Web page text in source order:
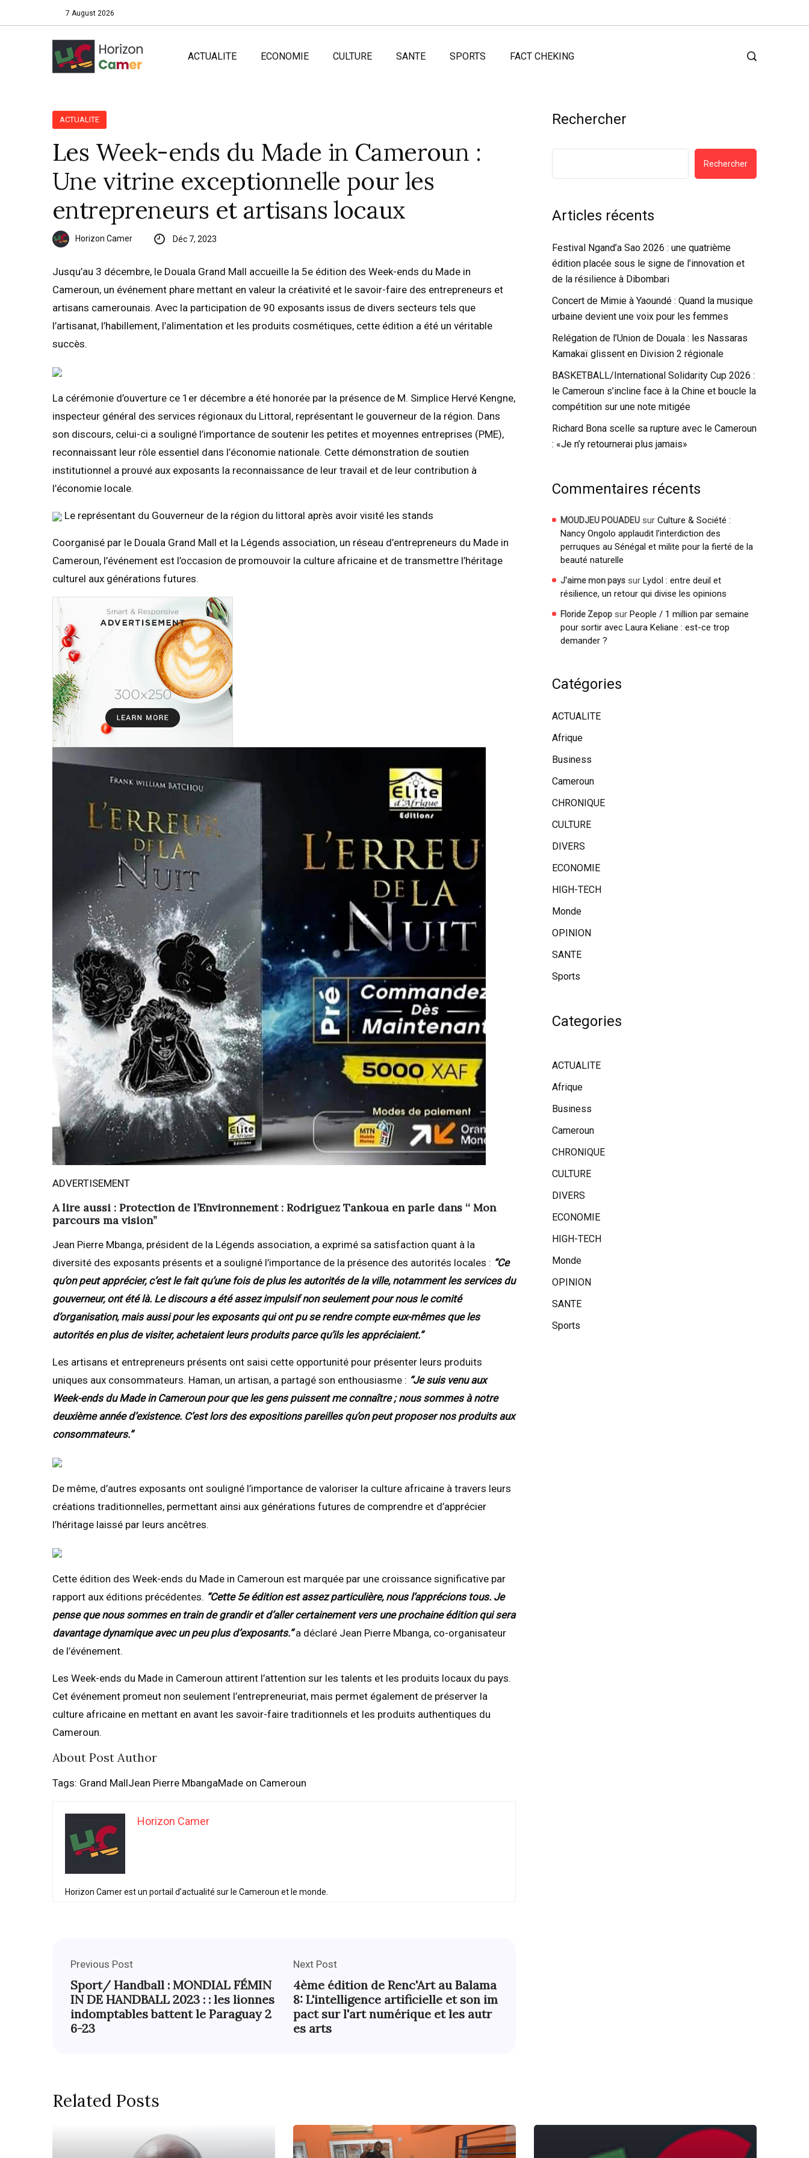
7 August 2026
ACTUALITE ECONOMIE CULTURE SANTE SPORTS FACT CHEKING
ACTUALITE
Les Week-ends du Made in Cameroun :
Une vitrine exceptionnelle pour les
entrepreneurs et artisans locaux
Horizon Camer Déc 7, 2023
Jusqu’au 3 décembre, le Douala Grand Mall accueille la 5e édition des Week-ends du Made in
Cameroun, un événement phare mettant en valeur la créativité et le savoir-faire des entrepreneurs et
artisans camerounais. Avec la participation de 90 exposants issus de divers secteurs tels que
l’artisanat, l’habillement, l’alimentation et les produits cosmétiques, cette édition a été un véritable
succès.
La cérémonie d’ouverture ce 1er décembre a été honorée par la présence de M. Simplice Hervé Kengne,
inspecteur général des services régionaux du Littoral, représentant le gouverneur de la région. Dans
son discours, celui-ci a souligné l’importance de soutenir les petites et moyennes entreprises (PME),
reconnaissant leur rôle essentiel dans l’économie nationale. Cette démonstration de soutien
institutionnel a prouvé aux exposants la reconnaissance de leur travail et de leur contribution à
l’économie locale.
Le représentant du Gouverneur de la région du littoral après avoir visité les stands
Coorganisé par le Douala Grand Mall et la Légends association, un réseau d’entrepreneurs du Made in
Cameroun, l’événement est l’occasion de promouvoir la culture africaine et de transmettre l’héritage
culturel aux générations futures.
ADVERTISEMENT
A lire aussi : Protection de l’Environnement : Rodriguez Tankoua en parle dans ‘‘ Mon
parcours ma vision’’
Jean Pierre Mbanga, président de la Légends association, a exprimé sa satisfaction quant à la
diversité des exposants présents et a souligné l’importance de la présence des autorités locales : “Ce
qu’on peut apprécier, c’est le fait qu’une fois de plus les autorités de la ville, notamment les services du
gouverneur, ont été là. Le discours a été assez impulsif non seulement pour nous le comité
d’organisation, mais aussi pour les exposants qui ont pu se rendre compte eux-mêmes que les
autorités en plus de visiter, achetaient leurs produits parce qu’ils les appréciaient.”
Les artisans et entrepreneurs présents ont saisi cette opportunité pour présenter leurs produits
uniques aux consommateurs. Haman, un artisan, a partagé son enthousiasme : “Je suis venu aux
Week-ends du Made in Cameroun pour que les gens puissent me connaître ; nous sommes à notre
deuxième année d’existence. C’est lors des expositions pareilles qu’on peut proposer nos produits aux
consommateurs.”
De même, d’autres exposants ont souligné l’importance de valoriser la culture africaine à travers leurs
créations traditionnelles, permettant ainsi aux générations futures de comprendre et d’apprécier
l’héritage laissé par leurs ancêtres.
Cette édition des Week-ends du Made in Cameroun est marquée par une croissance significative par
rapport aux éditions précédentes. “Cette 5e édition est assez particulière, nous l’apprécions tous. Je
pense que nous sommes en train de grandir et d’aller certainement vers une prochaine édition qui sera
davantage dynamique avec un peu plus d’exposants.”a déclaré Jean Pierre Mbanga, co-organisateur
de l’événement.
Les Week-ends du Made in Cameroun attirent l’attention sur les talents et les produits locaux du pays.
Cet événement promeut non seulement l’entrepreneuriat, mais permet également de préserver la
culture africaine en mettant en avant les savoir-faire traditionnels et les produits authentiques du
Cameroun.
About Post Author
Tags: Grand MallJean Pierre MbangaMade on Cameroun
Horizon Camer
Horizon Camer est un portail d’actualité sur le Cameroun et le monde.
Previous Post
Sport/ Handball : MONDIAL FÉMIN
IN DE HANDBALL 2023 : : les lionnes
indomptables battent le Paraguay 2
6-23
Next Post
4ème édition de Renc'Art au Balama
8: L'intelligence artificielle et son im
pact sur l'art numérique et les autr
es arts
Rechercher
Rechercher
Articles récents
Festival Ngand’a Sao 2026 : une quatrième
édition placée sous le signe de l’innovation et
de la résilience à Dibombari
Concert de Mimie à Yaoundé : Quand la musique
urbaine devient une voix pour les femmes
Relégation de l’Union de Douala : les Nassaras
Kamakaï glissent en Division 2 régionale
BASKETBALL/International Solidarity Cup 2026 :
le Cameroun s’incline face à la Chine et boucle la
compétition sur une note mitigée
Richard Bona scelle sa rupture avec le Cameroun
: «Je n’y retournerai plus jamais»
Commentaires récents
MOUDJEU POUADEU sur Culture & Société :
Nancy Ongolo applaudit l’interdiction des
perruques au Sénégal et milite pour la fierté de la
beauté naturelle
J'aime mon pays sur Lydol : entre deuil et
résilience, un retour qui divise les opinions
Floride Zepop sur People / 1 million par semaine
pour sortir avec Laura Keliane : est-ce trop
demander ?
Catégories
ACTUALITE
Afrique
Business
Cameroun
CHRONIQUE
CULTURE
DIVERS
ECONOMIE
HIGH-TECH
Monde
OPINION
SANTE
Sports
Categories
ACTUALITE
Afrique
Business
Cameroun
CHRONIQUE
CULTURE
DIVERS
ECONOMIE
HIGH-TECH
Monde
OPINION
SANTE
Sports
Related Posts